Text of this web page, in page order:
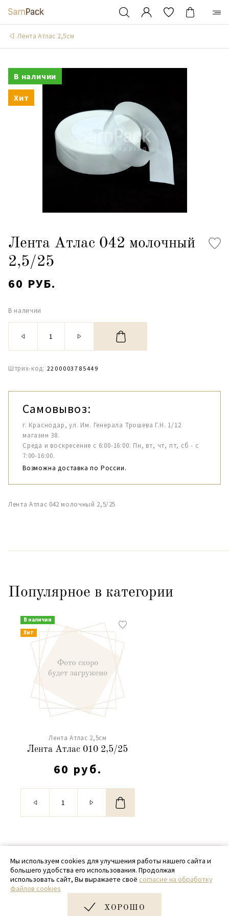
Лента Атлас 2,5см
В наличии
Хит
Лента Атлас 042 молочный
2,5/25
60 РУБ.
В наличии
Штрих-код: 2200003785449
Самовывоз:
г. Краснодар, ул. Им. Генерала Трошева Г.Н. 1/12
магазин 38.
Среда и воскресение с 6:00-16:00. Пн, вт, чт, пт, сб - с
7:00-16:00.
Возможна доставка по России.
Лента Атлас 042 молочный 2,5/25
Популярное в категории
В наличии
Хит
Лента Атлас 2,5см
Лента Атлас 010 2,5/25
60 руб.
© 2020 - 2026 SamPack
+ 7 (918) 699-97-87
zakaz@sampack.store
Дизайн и разработка сайта
Мы используем cookies для улучшения работы нашего сайта и
большего удобства его использования. Продолжая
использовать сайт, Вы выражаете своё согласие на обработку
файлов cookies
ХОРОШО